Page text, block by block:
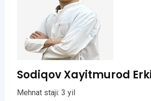
Sodiqov Xayitmurod
Mehnat staji: 3 yil